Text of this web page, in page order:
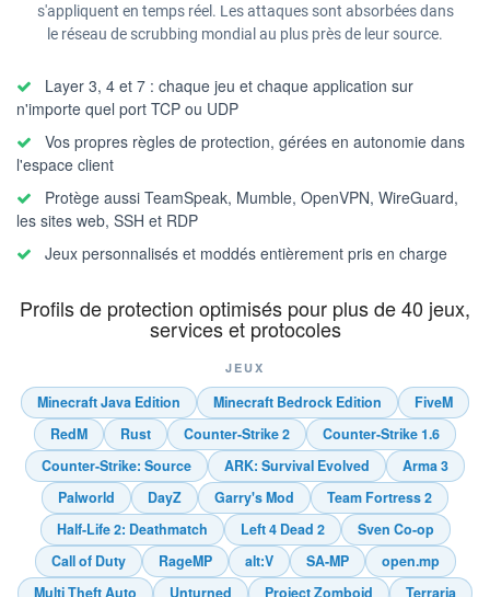
s'appliquent en temps réel. Les attaques sont absorbées dans
le réseau de scrubbing mondial au plus près de leur source.
Layer 3, 4 et 7 : chaque jeu et chaque application sur
n'importe quel port TCP ou UDP
Vos propres règles de protection, gérées en autonomie dans
l'espace client
Protège aussi TeamSpeak, Mumble, OpenVPN, WireGuard,
les sites web, SSH et RDP
Jeux personnalisés et moddés entièrement pris en charge
Profils de protection optimisés pour plus de 40 jeux,
services et protocoles
JEUX
Minecraft Java Edition Minecraft Bedrock Edition
FiveM
RedM
Rust Counter-Strike 2
Counter-Strike 1.6
Counter-Strike: Source
ARK: Survival Evolved
Arma 3
Palworld
DayZ Garry's Mod
Team Fortress 2
Half-Life 2: Deathmatch
Left 4 Dead 2
Sven Co-op
Call of Duty
RageMP alt:V SA-MP
open.mp
Multi Theft Auto
Unturned Project Zomboid
Terraria